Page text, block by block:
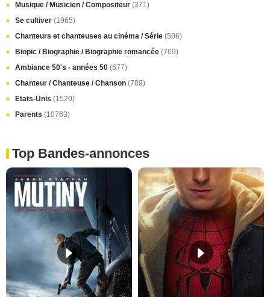
Musique / Musicien / Compositeur (371)
Se cultiver (1965)
Chanteurs et chanteuses au cinéma / Série (506)
Biopic / Biographie / Biographie romancée (769)
Ambiance 50's - années 50 (677)
Chanteur / Chanteuse / Chanson (789)
Etats-Unis (1520)
Parents (10763)
Top Bandes-annonces